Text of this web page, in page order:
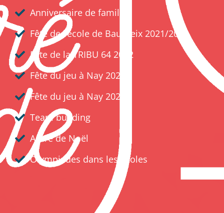
Anniversaire de famille
Fête de l’école de Baudreix 2021/2024
Fête de la TRIBU 64 2022
Fête du jeu à Nay 2024
Fête du jeu à Nay 2024
Team building
Arbre de Noël​
Olympiades dans les écoles